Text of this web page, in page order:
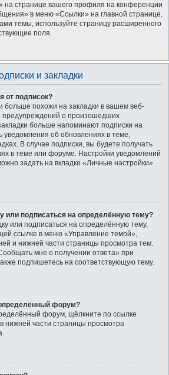
на странице вашего профиля на конференции
в меню «Ссылки» на главной странице.
темы, используйте страницу расширенного
поля.
и закладки
от подписок?
больше похожи на закладки в вашем веб-
предупреждений о произошедших
больше напоминают подписки на
об обновлениях в теме,
В случае подписки, вы будете получать
в теме или форуме. Настройки уведомлений
задать на вкладке «Личные настройки»
или подписаться на определённую тему?
или подписаться на определённую тему,
ссылке в меню «Управление темой»,
и нижней части страницы просмотра тем.
мне о получении ответа» при
подпишетесь на соответствующую тему.
форум?
форум, щёлкните по ссылке
нижней части страницы просмотра